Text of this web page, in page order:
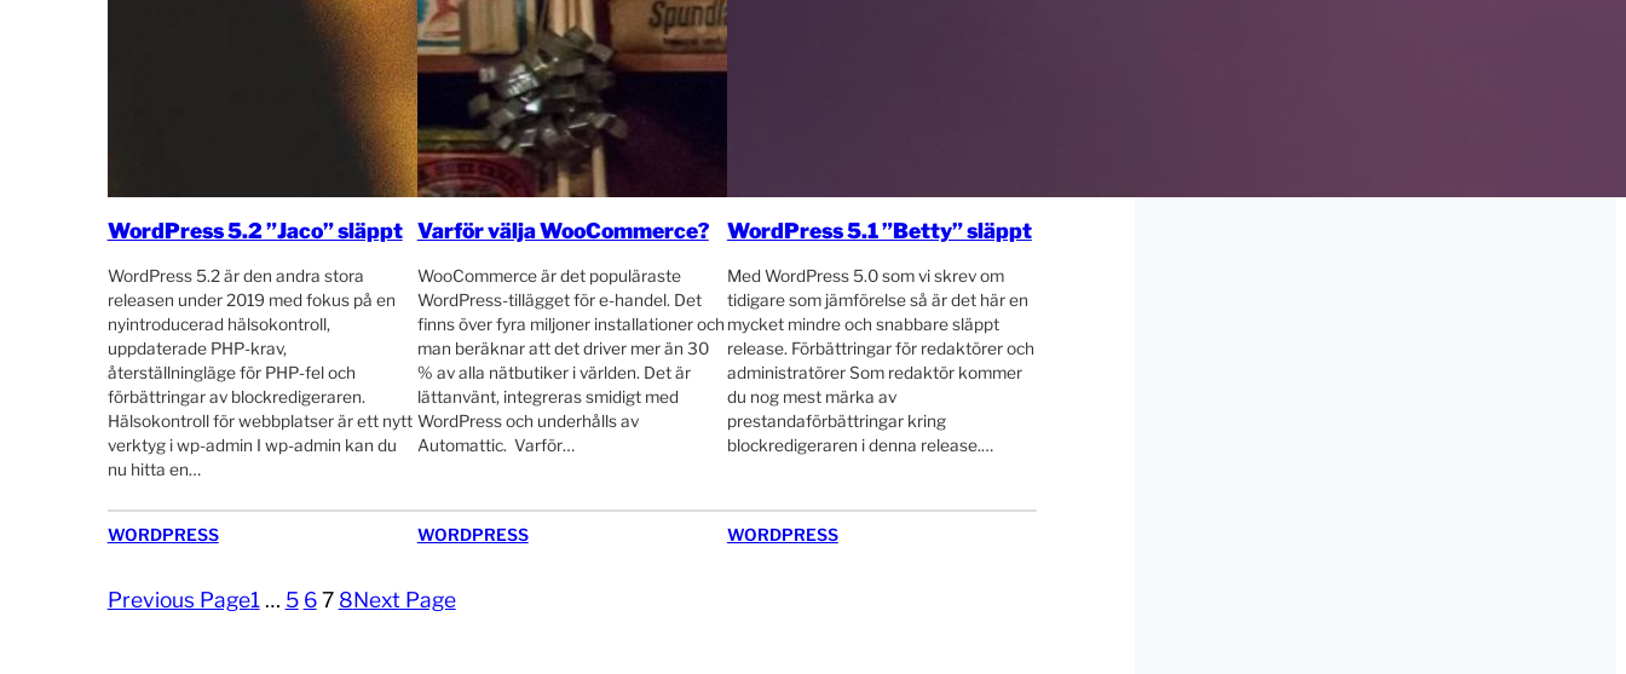
WordPress 5.2 ”Jaco” släppt
WordPress 5.2 är den andra stora
releasen under 2019 med fokus på en
nyintroducerad hälsokontroll,
uppdaterade PHP-krav,
återställningläge för PHP-fel och
förbättringar av blockredigeraren.
Hälsokontroll för webbplatser är ett nytt
verktyg i wp-admin I wp-admin kan du
nu hitta en…
WORDPRESS
Varför välja WooCommerce?
WooCommerce är det populäraste
WordPress-tillägget för e-handel. Det
finns över fyra miljoner installationer och
man beräknar att det driver mer än 30
% av alla nätbutiker i världen. Det är
lättanvänt, integreras smidigt med
WordPress och underhålls av
Automattic. Varför…
WORDPRESS
WordPress 5.1 ”Betty” släppt
Med WordPress 5.0 som vi skrev om
tidigare som jämförelse så är det här en
mycket mindre och snabbare släppt
release. Förbättringar för redaktörer och
administratörer Som redaktör kommer
du nog mest märka av
prestandaförbättringar kring
blockredigeraren i denna release.…
WORDPRESS
Previous Page1 … 5 6 7 8Next Page